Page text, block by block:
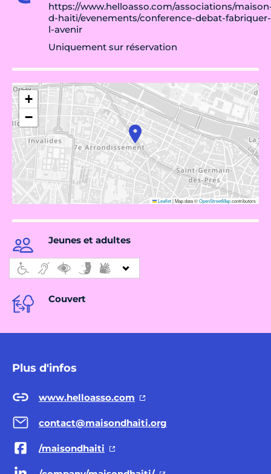
https://www.helloasso.com/associations/
d-haiti/evenements/conference-debat-fabriquer-
l-avenir
Uniquement sur réservation
+
−
Leaflet|Map data ©OpenStreetMapcontributors
Jeunes et adultes
Couvert
Plus d'infos
www.helloasso.com
contact@maisondhaiti.org
/maisondhaiti